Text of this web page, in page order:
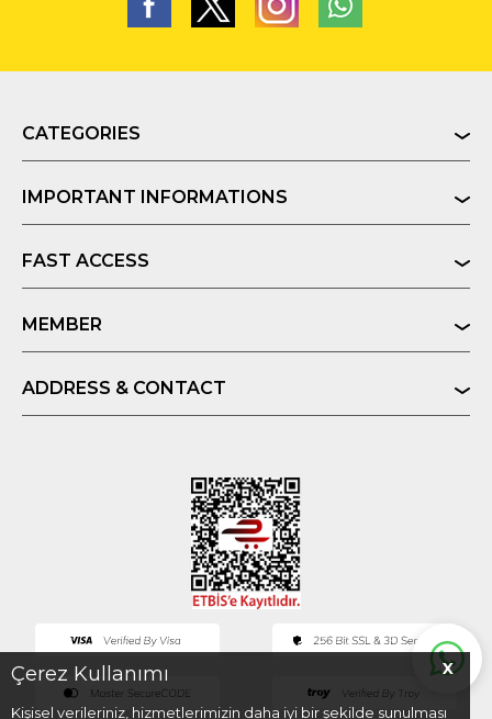
X
Çerez Kullanımı
Kişisel verileriniz, hizmetlerimizin daha iyi bir şekilde sunulması
CATEGORIES
IMPORTANT INFORMATIONS
FAST ACCESS
MEMBER
ADDRESS & CONTACT